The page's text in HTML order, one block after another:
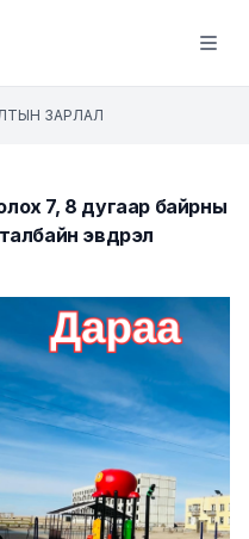
Open
ЗАРЛАЛ
7, 8 дугаар байрны
эвдрэл